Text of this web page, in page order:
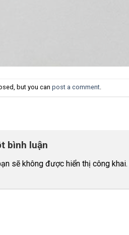
but you can post a comment
bình luận
sẽ không được hiển thị công khai.